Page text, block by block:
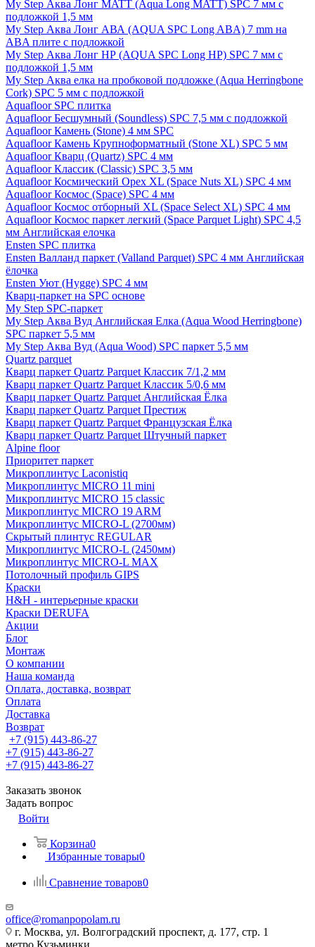
My Step Аква Лонг MATT (Aqua Long MATT) SPC 7 мм с
подложкой 1,5 мм
My Step Аква Лонг АВА (AQUA SPC Long ABA) 7 mm на
ABA плите с подложкой
My Step Аква Лонг НР (AQUA SPC Long HP) SPC 7 мм с
подложкой 1,5 мм
My Step Аква елка на пробковой подложке (Aqua Herringbone
Cork) SPC 5 мм с подложкой
Aquafloor SPC плитка
Aquafloor Бесшумный (Soundless) SPC 7,5 мм с подложкой
Aquafloor Камень (Stone) 4 мм SPC
Aquafloor Камень Крупноформатный (Stone XL) SPC 5 мм
Aquafloor Кварц (Quartz) SPC 4 мм
Aquafloor Классик (Classic) SPC 3,5 мм
Aquafloor Космический Орех XL (Space Nuts XL) SPC 4 мм
Aquafloor Космос (Space) SPC 4 мм
Aquafloor Космос отборный XL (Space Select XL) SPC 4 мм
Aquafloor Космос паркет легкий (Space Parquet Light) SPC 4,5
мм Английская елочка
Ensten SPC плитка
Ensten Валланд паркет (Valland Parquet) SPC 4 мм Английская
ёлочка
Ensten Уют (Hygge) SPC 4 мм
Кварц-паркет на SPC основе
My Step SPC-паркет
My Step Аква Вуд Английская Елка (Aqua Wood Herringbone)
SPC паркет 5,5 мм
My Step Аква Вуд (Aqua Wood) SPC паркет 5,5 мм
Quartz parquet
Кварц паркет Quartz Parquet Классик 7/1,2 мм
Кварц паркет Quartz Parquet Классик 5/0,6 мм
Кварц паркет Quartz Parquet Английская Ёлка
Кварц паркет Quartz Parquet Престиж
Кварц паркет Quartz Parquet Французская Ёлка
Кварц паркет Quartz Parquet Штучный паркет
Alpine floor
Приоритет паркет
Микроплинтус Laconistiq
Микроплинтус MICRO 11 mini
Микроплинтус MICRO 15 classic
Микроплинтус MICRO 19 ARM
Микроплинтус MICRO-L (2700мм)
Скрытый плинтус REGULAR
Микроплинтус MICRO-L (2450мм)
Микроплинтус MICRO-L MAX
Потолочный профиль GIPS
Краски
H&H - интерьерные краски
Краски DERUFA
Акции
Блог
Монтаж
О компании
Наша команда
Оплата, доставка, возврат
Оплата
Доставка
Возврат
+7 (915) 443-86-27
+7 (915) 443-86-27
+7 (915) 443-86-27
Заказать звонок
Задать вопрос
Войти
Корзина0
Избранные товары0
Сравнение товаров0
office@romanpopolam.ru
г. Москва, ул. Волгоградский проспект, д. 177, стр. 1
метро Кузьминки